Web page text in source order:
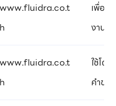
www.fluidra.co.t
h
เพื่อส
งานที่
www.fluidra.co.t
h
ใช้โด
คำขอ